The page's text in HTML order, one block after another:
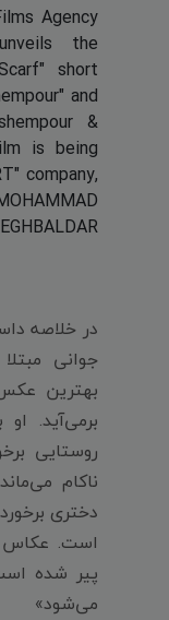
Agency
the
short
and
&
is being
company,
EGHBALDAR".
در خلاصه
جوانی
بهترین
برمی‌آید.
روستایی
ناکام
دختری
است. عکاس
پیر شده
می‌شود»